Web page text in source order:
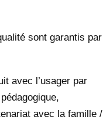
sont garantis par
avec l’usager par
avec la famille /